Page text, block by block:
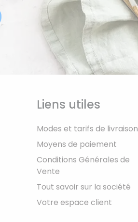
Liens utiles
Modes et tarifs de livraison
Moyens de paiement
Conditions Générales de
Vente
Tout savoir sur la société
Votre espace client